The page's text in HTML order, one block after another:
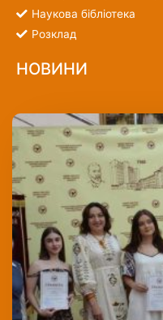
Наукова бібліотека
Розклад
НОВИНИ